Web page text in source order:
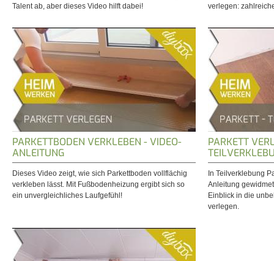
Talent ab, aber dieses Video hilft dabei!
verlegen:
PARKETTBODEN VERKLEBEN - VIDEO-
ANLEITUNG
Dieses Video zeigt, wie sich Parkettboden vollflächig
verkleben lässt. Mit Fußbodenheizung ergibt sich so
ein unvergleichliches Laufgefühl!
PARKETT
In Teilverklebung
Anleitung
Einblick in die
verlegen.